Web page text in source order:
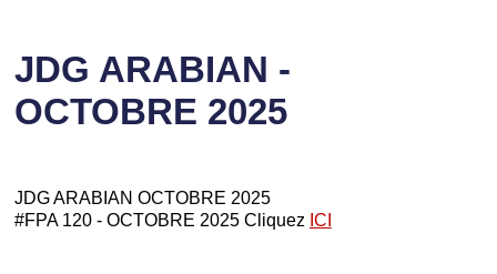
JDG ARABIAN -
OCTOBRE 2025
JDG ARABIAN OCTOBRE 2025
#FPA 120 - OCTOBRE 2025 Cliquez ICI